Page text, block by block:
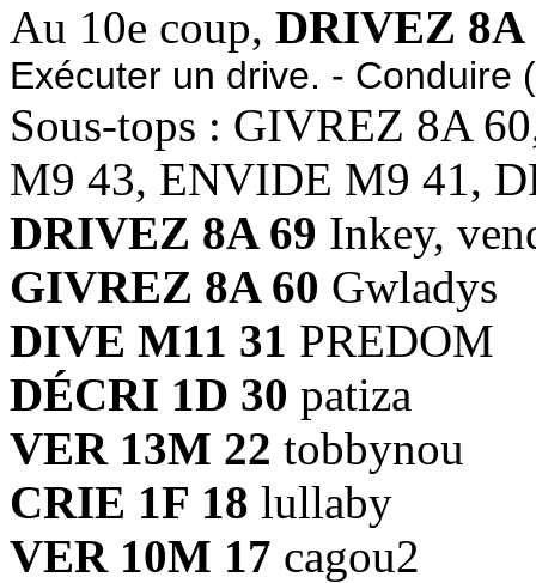
Au 10e coup, DRIVEZ 8A
Exécuter un drive. - Conduire
Sous-tops : GIVREZ 8A
M9 43, ENVIDE M9 41,
DRIVEZ 8A 69 Inkey,
GIVREZ 8A 60 Gwladys
DIVE M11 31 PREDOM
DÉCRI 1D 30 patiza
VER 13M 22 tobbynou
CRIE 1F 18 lullaby
VER 10M 17 cagou2